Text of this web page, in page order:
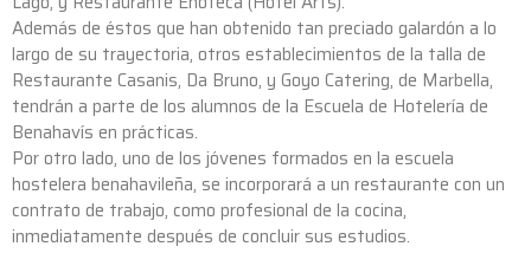
Además de éstos que han obtenido tan preciado galardón a lo
largo de su trayectoria, otros establecimientos de la talla de
Restaurante Casanis, Da Bruno, y Goyo Catering, de Marbella,
tendrán a parte de los alumnos de la Escuela de Hotelería de
Benahavís en prácticas.
Por otro lado, uno de los jóvenes formados en la escuela
hostelera benahavileña, se incorporará a un restaurante con un
contrato de trabajo, como profesional de la cocina,
inmediatamente después de concluir sus estudios.